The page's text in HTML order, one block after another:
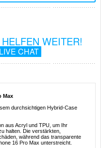
WEITER!
LIVE CHAT
Max
durchsichtigen Hybrid-Case
aus Acryl und TPU, um Ihr
halten. Die verstärkten,
während das transparente
16 Pro Max unterstreicht.